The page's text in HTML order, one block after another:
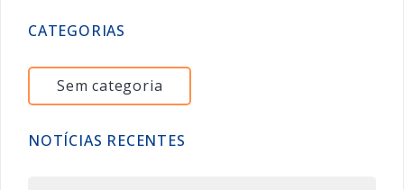
CATEGORIAS
Sem categoria
NOTÍCIAS RECENTES